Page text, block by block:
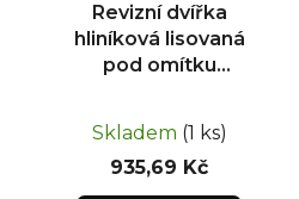
Revizní dvířka
hliníková lisovaná
pod omítku
Skladem (1 ks)
935,69 Kč